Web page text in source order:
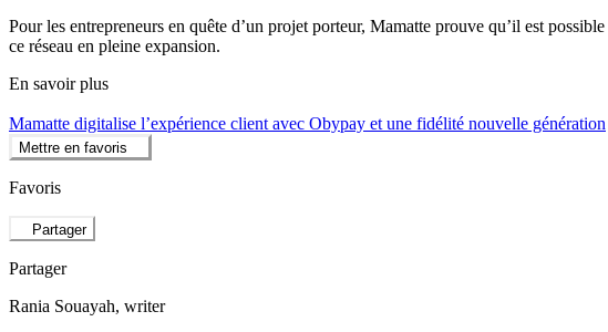
Pour les entrepreneurs en quête d’un projet porteur, Mamatte prouve qu’il est
ce réseau en pleine expansion.
En savoir plus
Mamatte digitalise l’expérience client avec Obypay et une fidélité nouvelle génération
Mettre en favoris
Favoris
Partager
Partager
Rania Souayah, writer